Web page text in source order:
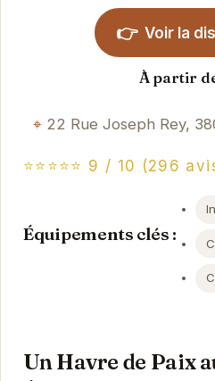
👉 Voir la
À partir
22 Rue Joseph Rey,
⭐⭐⭐⭐⭐ 9 / 10 (296
Équipements clés :
Un Havre de Paix